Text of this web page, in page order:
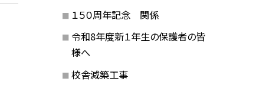
１５０周年記念 関係
令和8年度新１年生の保護者の皆
様へ
校舎減築工事